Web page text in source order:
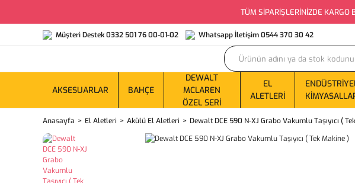
TÜM SİPARİŞLERİNİZDE KARGO
Müşteri Destek 0332 501 76 00-01-02 Whatsapp İletişim 0544 370 30 42
AKSESUARLAR BAHÇE
DEWALT
MCLAREN
ÖZEL SERI
EL
ALETLERI
Anasayfa El Aletleri Akülü El Aletleri Dewalt DCE 590 N-XJ Grabo Vakumlu Taşıyıcı (